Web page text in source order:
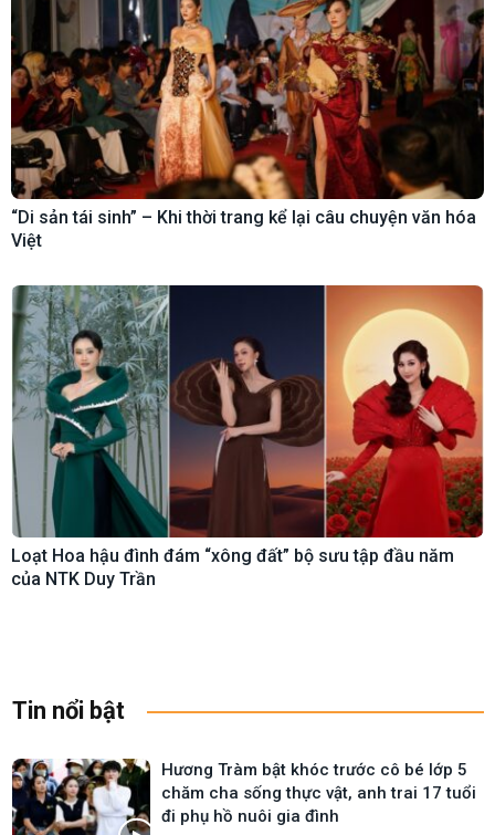
“Di sản tái sinh” – Khi thời trang kể lại câu chuyện văn hóa
Việt
Loạt Hoa hậu đình đám “xông đất” bộ sưu tập đầu năm
của NTK Duy Trần
Tin nổi bật
Hương Tràm bật khóc trước cô bé lớp 5
chăm cha sống thực vật, anh trai 17 tuổi
đi phụ hồ nuôi gia đình